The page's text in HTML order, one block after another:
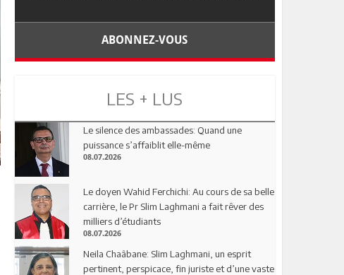
ABONNEZ-VOUS
LES + LUS
Le silence des ambassades: Quand une
puissance s’affaiblit elle-même
08.07.2026
Le doyen Wahid Ferchichi: Au cours de sa belle
carrière, le Pr Slim Laghmani a fait rêver des
milliers d’étudiants
08.07.2026
Neila Chaâbane: Slim Laghmani, un esprit
pertinent, perspicace, fin juriste et d’une vaste